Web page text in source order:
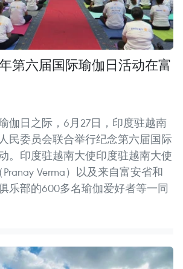
第六届国际瑜伽日活动在富
伽日之际，6月27日，印度驻越南
民委员会联合举行纪念第六届国际
。印度驻越南大使印度驻越南大使
Verma）以及来自富安省和
乐部的600多名瑜伽爱好者等一同